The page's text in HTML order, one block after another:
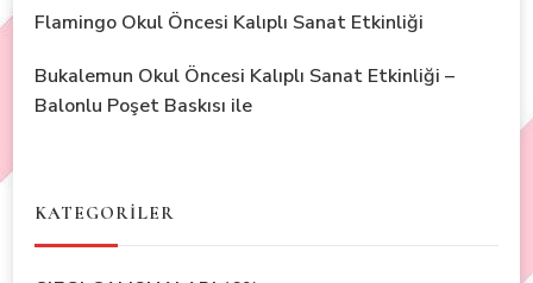
Flamingo Okul Öncesi Kalıplı Sanat Etkinliği
Bukalemun Okul Öncesi Kalıplı Sanat Etkinliği –
Balonlu Poşet Baskısı ile
KATEGORİLER